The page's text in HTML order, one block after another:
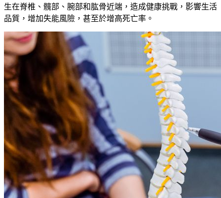
生在脊椎、髖部、腕部和肱骨近端，造成健康挑戰，影響生活
品質，增加失能風險，甚至於增高死亡率。